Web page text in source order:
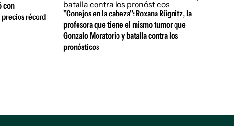
con
récord
"Conejos en la cabeza": Roxana Rügnitz, la
profesora que tiene el mismo tumor que
Gonzalo Moratorio y batalla contra los
pronósticos